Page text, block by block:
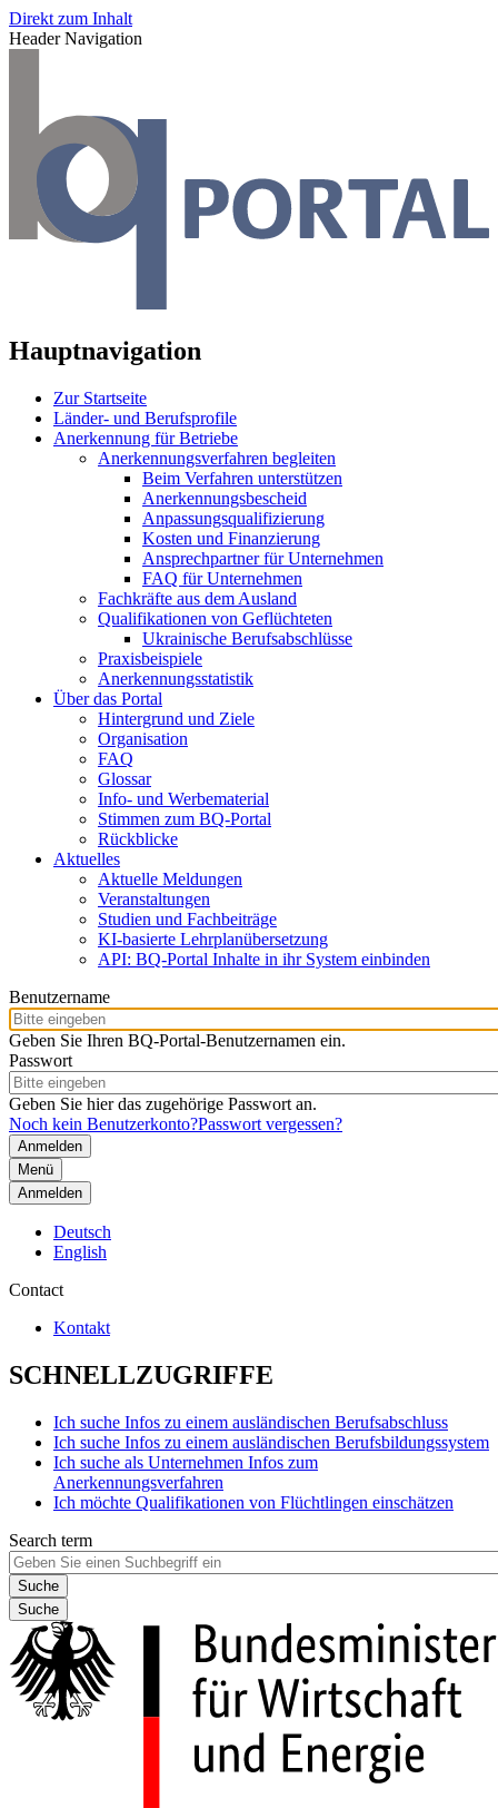
Direkt zum Inhalt
Header Navigation
Hauptnavigation
Zur Startseite
Länder- und Berufsprofile
Anerkennung für Betriebe
Anerkennungsverfahren begleiten
Beim Verfahren unterstützen
Anerkennungsbescheid
Anpassungsqualifizierung
Kosten und Finanzierung
Ansprechpartner für Unternehmen
FAQ für Unternehmen
Fachkräfte aus dem Ausland
Qualifikationen von Geflüchteten
Ukrainische Berufsabschlüsse
Praxisbeispiele
Anerkennungsstatistik
Über das Portal
Hintergrund und Ziele
Organisation
FAQ
Glossar
Info- und Werbematerial
Stimmen zum BQ-Portal
Rückblicke
Aktuelles
Aktuelle Meldungen
Veranstaltungen
Studien und Fachbeiträge
KI-basierte Lehrplanübersetzung
API: BQ-Portal Inhalte in ihr System einbinden
Benutzername
Geben Sie Ihren BQ-Portal-Benutzernamen ein.
Passwort
Geben Sie hier das zugehörige Passwort an.
Noch kein Benutzerkonto?Passwort vergessen?
Menü
Anmelden
Deutsch
English
Contact
Kontakt
SCHNELLZUGRIFFE
Ich suche Infos zu einem ausländischen Berufsabschluss
Ich suche Infos zu einem ausländischen Berufsbildungssystem
Ich suche als Unternehmen Infos zum
Anerkennungsverfahren
Ich möchte Qualifikationen von Flüchtlingen einschätzen
Search term
Suche